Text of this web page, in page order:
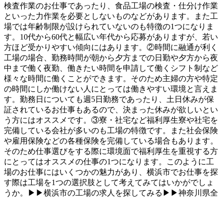
検査作業のお仕事であったり、食品工場の検査・仕分け作業
といった力作業を必要としないものなどがあります。また工
場では年齢制限が設けられていないのも特徴の1つになりま
す。10代から60代と幅広い年代から応募がありますが、若い
方ほど受かりやすい傾向にはあります。②時間に融通が利く
工場の場合、勤務時間が朝から夕方までの日勤や夕方から夜
中まで働く夜勤、働きたい時間を申請して働くシフト制など
様々な時間に働くことができます。そのため主婦の方や特定
の時間にしか働けない人にとっては働きやすい環境と言えま
す。勤務日についても週5日勤務であったり、土日休みが保
証されているお仕事もあるので、決まった休みが欲しいとい
う方にはオススメです。③寮・社宅など福利厚生寮や社宅を
完備している会社が多いのも工場の特徴です。また社会保険
や雇用保険などの各種保険を完備している場合もあります。
そのため仕事選びをする際に環境面で福利厚生を重視する方
にとってはオススメの仕事の1つになります。このように工
場のお仕事にはいくつかの魅力があり、横浜市でお仕事を探
す際は工場を1つの選択肢として考えてみてはいかがでしょ
うか。▶▶横浜市の工場の求人を探してみる▶▶神奈川県全